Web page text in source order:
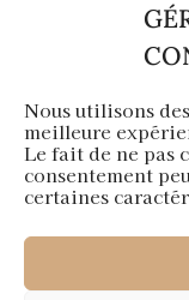
Nous utilisons
meilleure
Le fait de ne pas
consentement
certaines
Paiement
Aura